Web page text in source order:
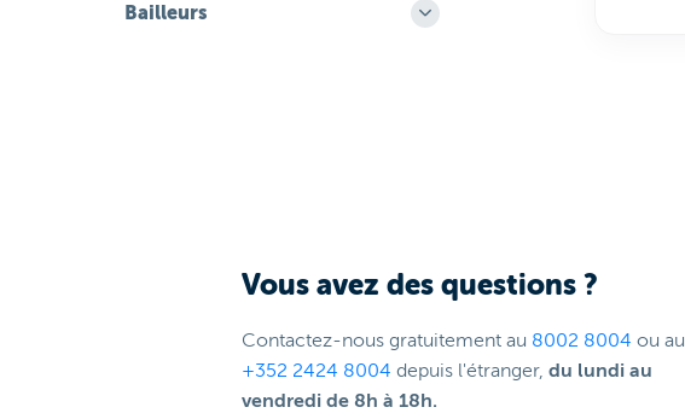
Bailleurs
Vous avez des questions ?
Contactez-nous gratuitement au 8002 8004 ou au
+352 2424 8004 depuis l'étranger, du lundi au
vendredi de 8h à 18h.